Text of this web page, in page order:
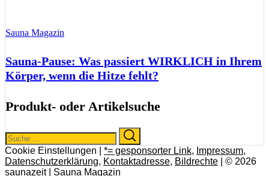
Sauna Magazin
Sauna-Pause: Was passiert WIRKLICH in Ihrem
Körper, wenn die Hitze fehlt?
Produkt- oder Artikelsuche
Search
for:
Cookie Einstellungen | *= gesponsorter Link, Impressum,
Datenschutzerklärung, Kontaktadresse, Bildrechte | © 2026
saunazeit | Sauna Magazin